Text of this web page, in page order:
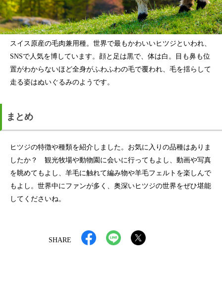
スイス原産の毛肉兼用種。世界で最もかわいいヒツジといわれ、
SNSで人気を博しています。顔と足は黒で、体は白。目も鼻も位
置がわからないほど全身がふわふわの毛で覆われ、毛を揺らして
走る姿はぬいぐるみのようです。
まとめ
ヒツジの特徴や種類を紹介しました。お気に入りの品種はありま
したか？ 観光牧場や動物園に会いに行ってもよし、動画や写真
を眺めてもよし、羊毛に触れて編み物や羊毛フェルトを楽しんで
もよし。世界中にファンが多く、奥深いヒツジの世界をぜひ堪能
してくださいね。
SHARE